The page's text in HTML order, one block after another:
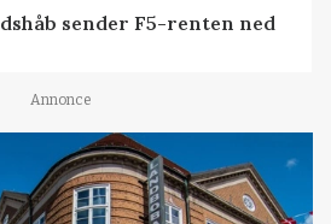
sender F5-renten ned
Annonce